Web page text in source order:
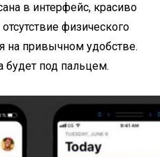
в интерфейс, красиво
физического
на привычном удобстве.
будет под пальцем.